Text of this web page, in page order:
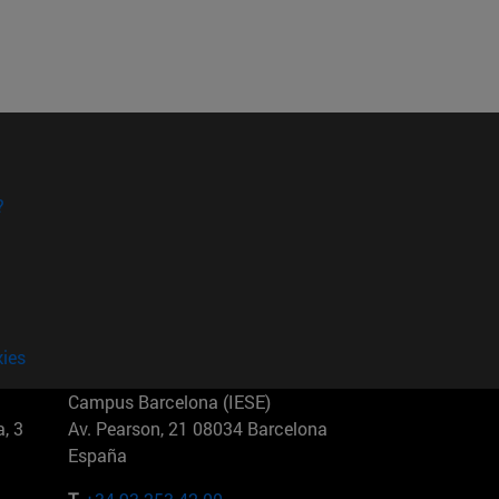
3
Campus Barcelona (IESE)
Av. Pearson, 21 08034 Barcelona
España